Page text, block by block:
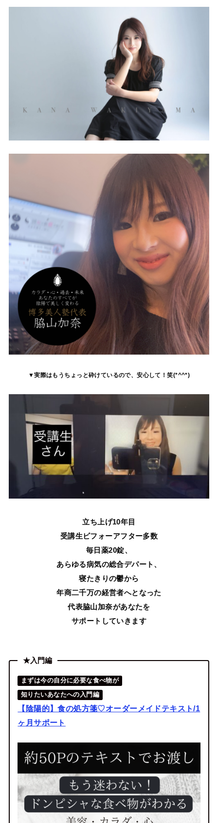
▼実際はもうちょっと砕けているので、安心して！笑(*^^*)
立ち上げ10年目
受講生ビフォーアフター多数
毎日薬20錠、
あらゆる病気の総合デパート、
寝たきりの鬱から
年商二千万の経営者へとなった
代表脇山加奈があなたを
サポートしていきます
★入門編
まずは今の自分に必要な食べ物が
知りたいあなたへの入門編
【陰陽的】食の処方箋♡オーダーメイドテキスト/1
ヶ月サポート